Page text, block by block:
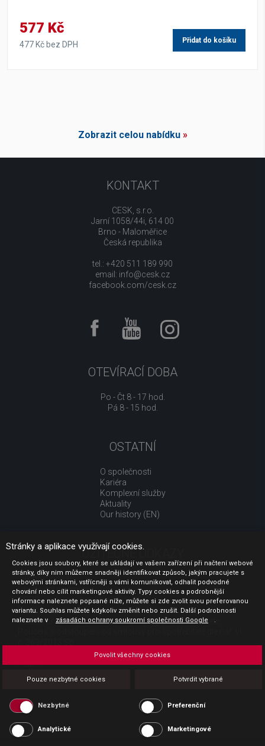
577 Kč
477 Kč bez DPH Přidat do košíku
Zobrazit celou nabídku»
KONTAKT
CESK, s.r.o.
Jarní 1058/44i, 614 00
Brno - Maloměřice
Česká republika
tel.: +420 511 189 990
email: info@cesk.cz
facebook.com/cesk.cz
OTEVÍRACÍ DOBA
Po - Čt 8 - 17 hod.
Pá 8 - 15 hod.
OSTATNÍ
O společnosti
Kariéra
Komplexní služby
Aktuality
Our history (EN)
UŽITEČNÉ ODKAZY
Jak nakupovat
Obchodní podmínky
GDPR - ochrana osobních údajů
Profil zadavatele
Sdělení před uzavřením kupní smlouvy pro spotřebitele
Platba
Povinná publicita
Stránky a aplikace využívají cookies.
Cookies jsou soubory, které se ukládají ve vašem zařízení při načtení webové
stránky, díky nim můžeme snadněji identifikovat způsob, jakým pracujete s
webovými stránkami, vstřícněji s vámi komunikovat, odhalit podvodné
chování nebo cílit marketingové aktivity. Typy cookies a podrobnější
informace naleznete popsané níže, můžete si zde zvolit svou preferovanou
variantu. Souhlas můžete kdykoliv změnit nebo zrušit. Další podrobnosti
naleznete v
zásadách ochrany soukromí společnosti Google .
Pouze nezbytné cookies Potvrdit vybrané
Povolit všechny cookies
Nezbytné Preferenční
Analytické Marketingové